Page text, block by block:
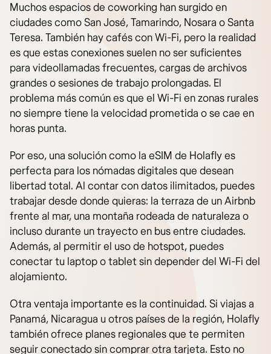
Muchos espacios de coworking han surgido en
ciudades como San José, Tamarindo, Nosara o Santa
Teresa. También hay cafés con Wi-Fi, pero la realidad
es que estas conexiones suelen no ser suficientes
para videollamadas frecuentes, cargas de archivos
grandes o sesiones de trabajo prolongadas. El
problema más común es que el Wi-Fi en zonas rurales
no siempre tiene la velocidad prometida o se cae en
horas punta.
Por eso, una solución como la eSIM de Holafly es
perfecta para los nómadas digitales que desean
libertad total. Al contar con datos ilimitados, puedes
trabajar desde donde quieras: la terraza de un Airbnb
frente al mar, una montaña rodeada de naturaleza o
incluso durante un trayecto en bus entre ciudades.
Además, al permitir el uso de hotspot, puedes
conectar tu laptop o tablet sin depender del Wi-Fi del
alojamiento.
Otra ventaja importante es la continuidad. Si viajas a
Panamá, Nicaragua u otros países de la región, Holafly
también ofrece planes regionales que te permiten
seguir conectado sin comprar otra tarjeta. Esto no